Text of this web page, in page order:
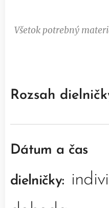
Všetok potrebný
Rozsah
Dátum a čas
dielničky: